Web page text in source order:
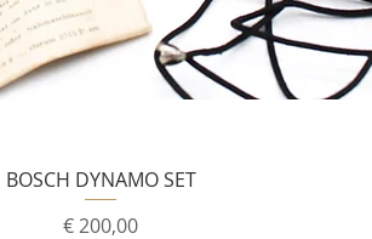
BOSCH DYNAMO SET
Prijs
€ 200,00